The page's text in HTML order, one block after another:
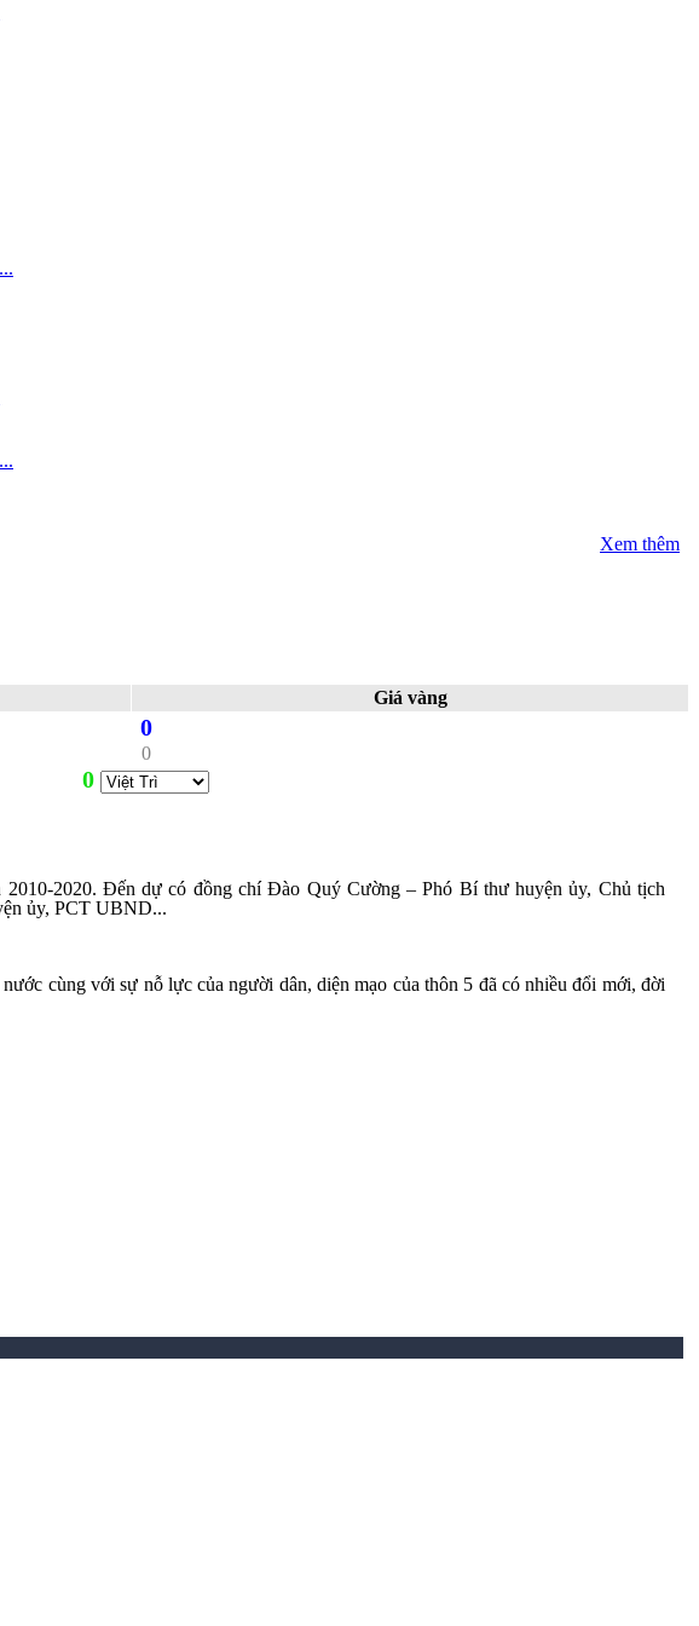
Xem thêm
Giá vàng
0
0
0
2020. Đến dự có đồng chí Đào Quý Cường – Phó Bí thư huyện ủy, Chủ tịch
ủy, PCT UBND...
cùng với sự nỗ lực của người dân, diện mạo của thôn 5 đã có nhiều đổi mới, đời